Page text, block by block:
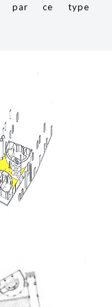
par ce type